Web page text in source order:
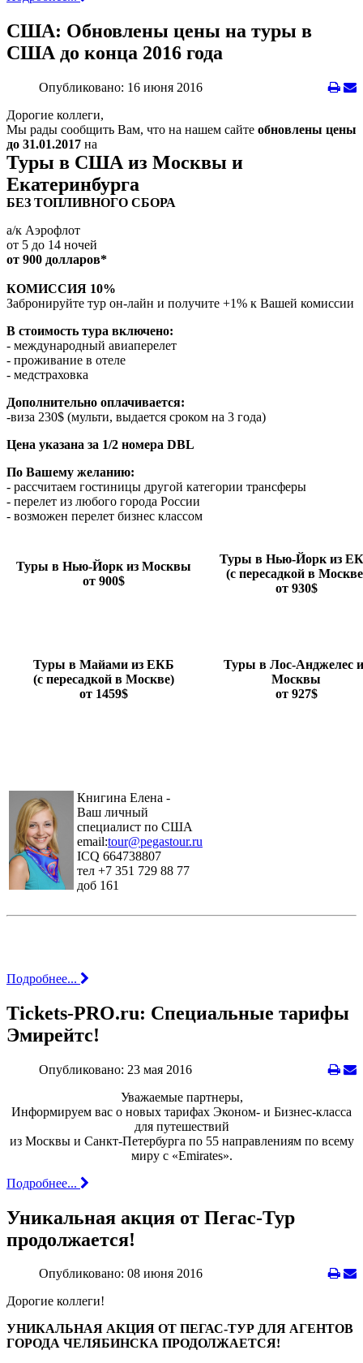
США: Обновлены цены на туры в
США до конца 2016 года
Опубликовано: 16 июня 2016
Дорогие коллеги,
Мы рады сообщить Вам, что на нашем сайте обновлены цены
до 31.01.2017 на
Туры в США из Москвы и
Екатеринбурга
БЕЗ ТОПЛИВНОГО СБОРА
а/к Аэрофлот
от 5 до 14 ночей
от 900 долларов*
КОМИССИЯ 10%
Забронируйте тур он-лайн и получите +1% к Вашей комиссии
В стоимость тура включено:
- международный авиаперелет
- проживание в отеле
- медстраховка
Дополнительно оплачивается:
-виза 230$ (мульти, выдается сроком на 3 года)
Цена указана за 1/2 номера DBL
По Вашему желанию:
- рассчитаем гостиницы другой категории трансферы
- перелет из любого города России
- возможен перелет бизнес классом
Туры в Нью-Йорк из Москвы
от 900$
Туры в Нью-Йорк из
(с пересадкой в
от 930$
Туры в Майами из ЕКБ
(с пересадкой в Москве)
от 1459$
Туры в Лос-Анджелес
Москвы
от 927$
Книгина Елена -
Ваш личный
специалист по США
email:tour@pegastour.ru
ICQ 664738807
тел +7 351 729 88 77
доб 161
Подробнее...
Tickets-PRO.ru: Специальные тарифы
Эмирейтс!
Опубликовано: 23 мая 2016
Уважаемые партнеры,
Информируем вас о новых тарифах Эконом- и Бизнес-класса
для путешествий
из Москвы и Санкт-Петербурга по 55 направлениям по всему
миру с «Emirates».
Подробнее...
Уникальная акция от Пегас-Тур
продолжается!
Опубликовано: 08 июня 2016
Дорогие коллеги!
УНИКАЛЬНАЯ АКЦИЯ ОТ ПЕГАС-ТУР ДЛЯ АГЕНТОВ
ГОРОДА ЧЕЛЯБИНСКА ПРОДОЛЖАЕТСЯ!